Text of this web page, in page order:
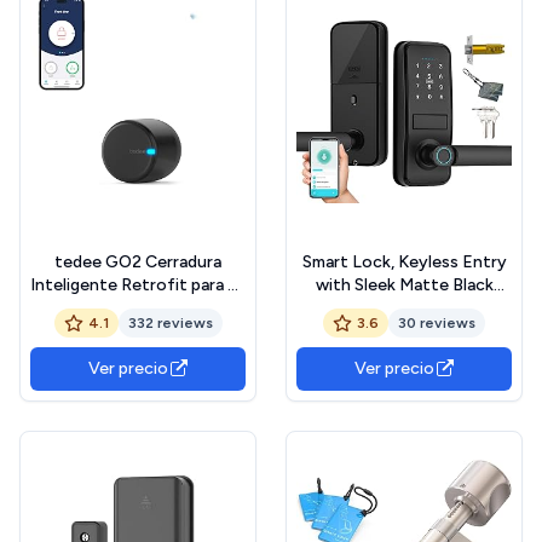
tedee GO2 Cerradura
Inteligente Retrofit para La
Puerta, Cerradura Digital
con Bloqueo Automático y
App, Seguridad Smart lock
Acceso sin Llave
4.1 332 reviews
Ver precio
Smart Lock, Keyless Entry
with Sleek Matte Black
Handle, Electronic Keypad
Deadbolt,Fingerprint &amp;
Touchscreen Keypad,
Biometric Bluetooth Smart
Lock for Front Door
3.6 30 reviews
Ver precio